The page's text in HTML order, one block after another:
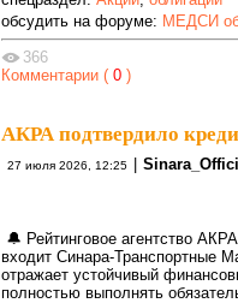
обсудить на форуме: МЕДСИ
366
Комментарии ( 0 )
АКРА подтвердило
27 июля 2026, 12:25
🔔 Рейтинговое агентство
входит Синара-Транспортные
отражает устойчивый
полностью выполнять